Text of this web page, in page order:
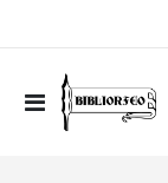
Toggle
Nav